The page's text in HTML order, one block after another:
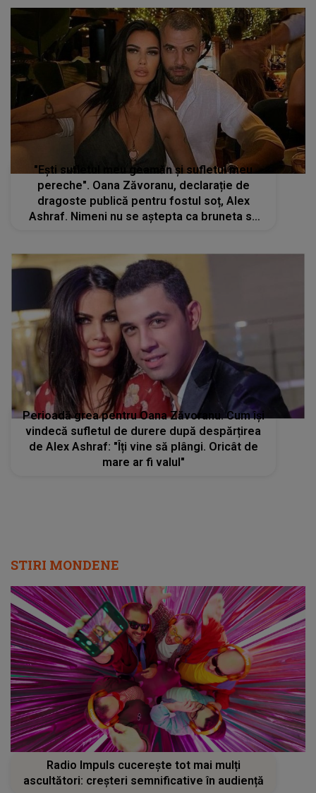
"Ești sufletul meu geamăn și sufletul meu
pereche". Oana Zăvoranu, declarație de
dragoste publică pentru fostul soț, Alex
Ashraf. Nimeni nu se aștepta ca bruneta să
Perioadă grea pentru Oana Zăvoranu. Cum își
vindecă sufletul de durere după despărțirea
de Alex Ashraf: "Îți vine să plângi. Oricât de
mare ar fi valul"
STIRI MONDENE
Radio Impuls cucerește tot mai mulți
ascultători: creșteri semnificative în audiență